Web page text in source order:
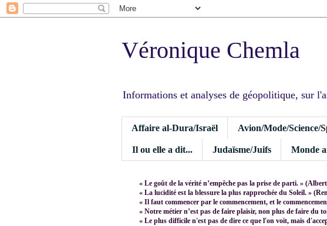
Véronique Chemla
Informations et analyses de géopolitique, sur
Affaire al-Dura/Israël Avion/Mode/Science/
Il ou elle a dit... Judaïsme/Juifs Monde
« Le goût de la vérité n’empêche pas la prise de parti. »
« La lucidité est la blessure la plus rapprochée du Soleil. »
« Il faut commencer par le commencement, et le
« Notre métier n’est pas de faire plaisir, non plus de faire du
« Le plus difficile n'est pas de dire ce que l'on voit, mais